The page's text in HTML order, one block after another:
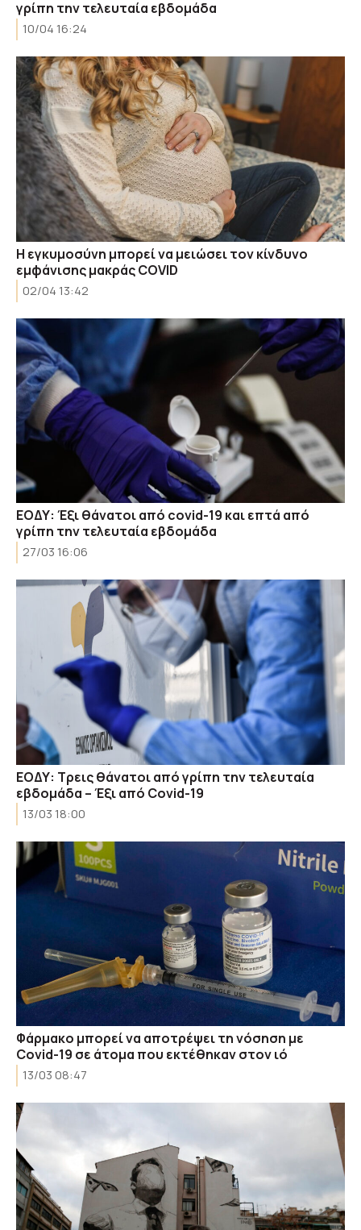
γρίπη την τελευταία εβδομάδα
10/04 16:24
Η εγκυμοσύνη μπορεί να μειώσει τον κίνδυνο
εμφάνισης μακράς COVID
02/04 13:42
ΕΟΔΥ: Έξι θάνατοι από covid-19 και επτά από
γρίπη την τελευταία εβδομάδα
27/03 16:06
ΕΟΔΥ: Τρεις θάνατοι από γρίπη την τελευταία
εβδομάδα – Έξι από Covid-19
13/03 18:00
Φάρμακο μπορεί να αποτρέψει τη νόσηση με
Covid-19 σε άτομα που εκτέθηκαν στον ιό
13/03 08:47